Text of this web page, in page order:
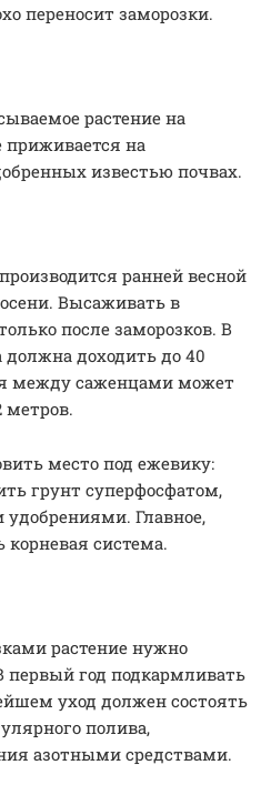
переносит заморозки.
растение на
приживается на
известью почвах.
ранней весной
Высаживать в
после заморозков. В
доходить до 40
между саженцами может
метров.
место под ежевику:
грунт суперфосфатом,
Главное,
корневая система.
растение нужно
первый год подкармливать
уход должен состоять
полива,
азотными средствами.